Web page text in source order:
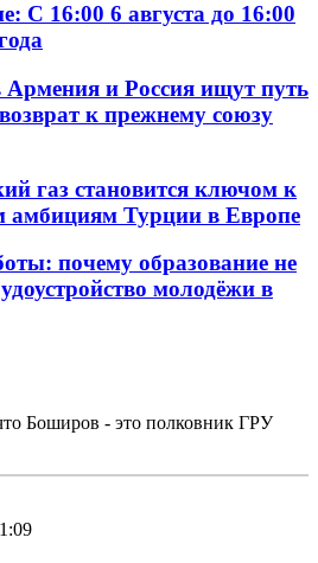
С 16:00 6 августа до 16:00
и Россия ищут путь
к прежнему союзу
газ становится ключом к
амбициям Турции в Европе
почему образование не
молодёжи в
Боширов - это полковник ГРУ